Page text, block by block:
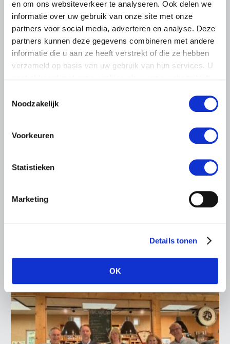
en om ons websiteverkeer te analyseren. Ook delen we
informatie over uw gebruik van onze site met onze
partners voor social media, adverteren en analyse. Deze
partners kunnen deze gegevens combineren met andere
informatie die u aan ze heeft verstrekt of die ze hebben
verzameld op basis van uw gebruik van hun services. U
Noodzakelijk
Voorkeuren
Statistieken
Marketing
Details tonen
OK
LTO LOBBY
Kamerlid Goudzwaard (JA21)
Súdwest-Fryslân
Ronald Oenema op het melkveebedrijf van Jolmer de